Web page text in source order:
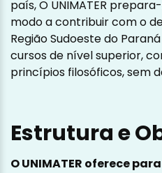
país, O UNIMATER
modo a contribuir com o
Região Sudoeste do
cursos de nível superior,
princípios filosóficos, sem
Estrutura e
O UNIMATER oferece